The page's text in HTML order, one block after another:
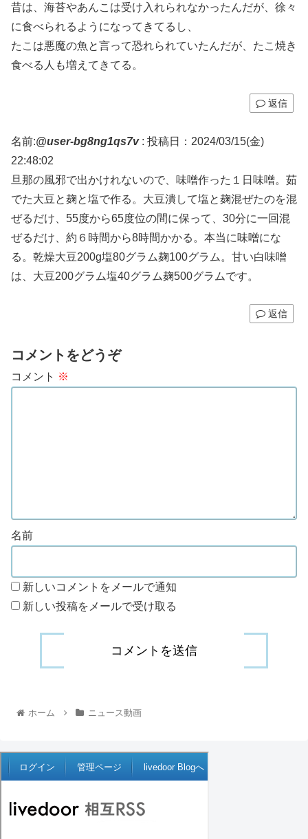
昔は、海苔やあんこは受け入れられなかったんだが、徐々
に食べられるようになってきてるし、
たこは悪魔の魚と言って恐れられていたんだが、たこ焼き
食べる人も増えてきてる。
返信
名前:@user-bg8ng1qs7v: 投稿日：2024/03/15(金)
22:48:02
旦那の風邪で出かけれないので、味噌作った１日味噌。茹
でた大豆と麹と塩で作る。大豆潰して塩と麹混ぜたのを混
ぜるだけ、55度から65度位の間に保って、30分に一回混
ぜるだけ、約６時間から8時間かかる。本当に味噌にな
る。乾燥大豆200g塩80グラム麹100グラム。甘い白味噌
は、大豆200グラム塩40グラム麹500グラムです。
返信
コメントをどうぞ
コメント ※
名前
新しいコメントをメールで通知
新しい投稿をメールで受け取る
ホーム ニュース動画